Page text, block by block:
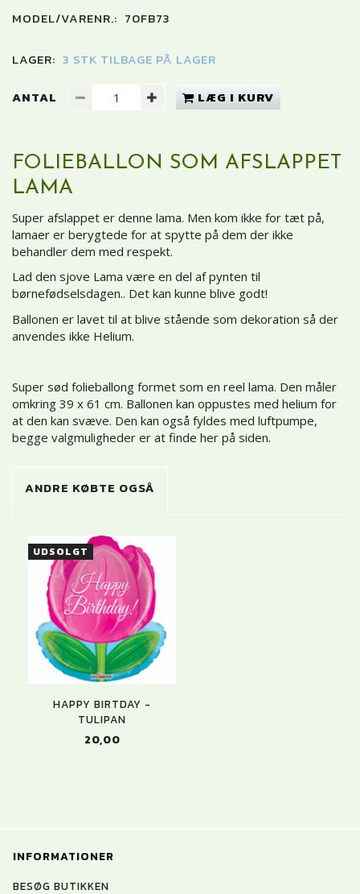
MODEL/VARENR.: 70FB73
LAGER: 3 STK TILBAGE PÅ LAGER
ANTAL LÆG I KURV
FOLIEBALLON SOM AFSLAPPET
LAMA
Super afslappet er denne lama. Men kom ikke for tæt på,
lamaer er berygtede for at spytte på dem der ikke
behandler dem med respekt.
Lad den sjove Lama være en del af pynten til
børnefødselsdagen.. Det kan kunne blive godt!
Ballonen er lavet til at blive stående som dekoration så der
anvendes ikke Helium.
Super sød folieballong formet som en reel lama. Den måler
omkring 39 x 61 cm. Ballonen kan oppustes med helium for
at den kan svæve. Den kan også fyldes med luftpumpe,
begge valgmuligheder er at finde her på siden.
ANDRE KØBTE OGSÅ
UDSOLGT
HAPPY BIRTDAY -
TULIPAN
20,00
INFORMATIONER
BESØG BUTIKKEN